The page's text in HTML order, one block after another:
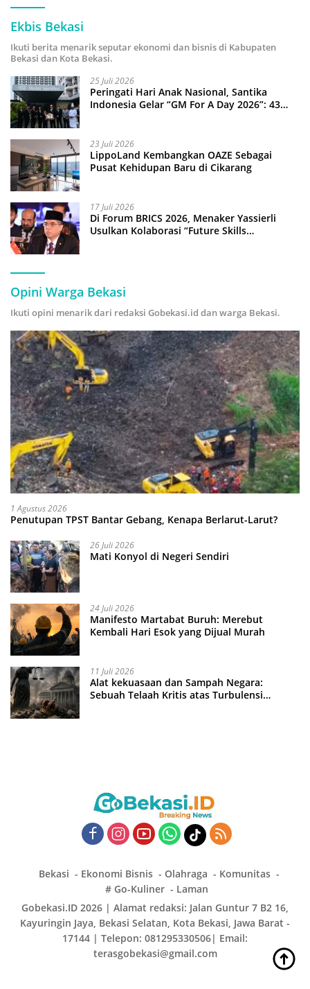
Ekbis Bekasi
Ikuti berita menarik seputar ekonomi dan bisnis di Kabupaten
Bekasi dan Kota Bekasi.
25 Juli 2026
Peringati Hari Anak Nasional, Santika
Indonesia Gelar “GM For A Day 2026”: 43
23 Juli 2026
LippoLand Kembangkan OAZE Sebagai
Pusat Kehidupan Baru di Cikarang
17 Juli 2026
Di Forum BRICS 2026, Menaker Yassierli
Usulkan Kolaborasi “Future Skills
Opini Warga Bekasi
Ikuti opini menarik dari redaksi Gobekasi.id dan warga Bekasi.
1 Agustus 2026
Penutupan TPST Bantar Gebang, Kenapa Berlarut-Larut?
26 Juli 2026
Mati Konyol di Negeri Sendiri
24 Juli 2026
Manifesto Martabat Buruh: Merebut
Kembali Hari Esok yang Dijual Murah
11 Juli 2026
Alat kekuasaan dan Sampah Negara:
Sebuah Telaah Kritis atas Turbulensi
Bekasi Ekonomi Bisnis Olahraga
Komunitas
# Go-Kuliner
Laman
Gobekasi.ID 2026 | Alamat redaksi: Jalan Guntur 7 B2 16,
Kayuringin Jaya, Bekasi Selatan, Kota Bekasi, Jawa Barat -
17144 | Telepon: 081295330506| Email:
terasgobekasi@gmail.com